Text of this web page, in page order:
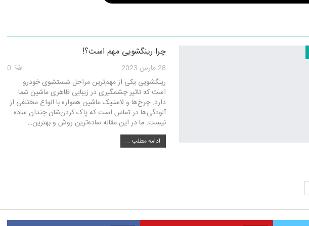
چرا رینگشویی مهم است؟!
28 مارس 2023
رینگشویی یکی از مهم‌ترین مراحل شستشوی خودرو
است که تاثیر چشمگیری در زیبایی ظاهری ماشین شما
دارد. چرخ‌ها و لاستیک ماشین همواره با انواع مختلفی از
آلودگی‌ها در تماس است که پاک کردن‌شان چندان ساده
نیست. ما در این مقاله ساده‌ترین روش و بهترین…
ادامه مطلب ...